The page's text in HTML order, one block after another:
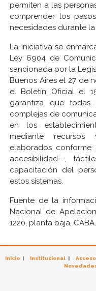
permiten a las
comprender los
necesidades durante
La iniciativa se
Ley 6904 de
sancionada por la
Buenos Aires el 27 de
el Boletín Oficial el
garantiza que todas
complejas de
en los
mediante recursos
elaborados conforme
accesibilidad—,
capacitación del
estos sistemas.
Fuente de la
Nacional de
1220, planta baja,
Inicio | Institucional |